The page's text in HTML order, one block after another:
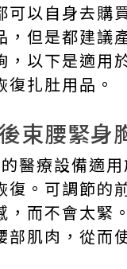
可以自身去購
，但是都建議
，以下是適用
扎肚用品。
束腰緊身
醫療設備適
復。可調節的
，而不會太緊
部肌肉，從而